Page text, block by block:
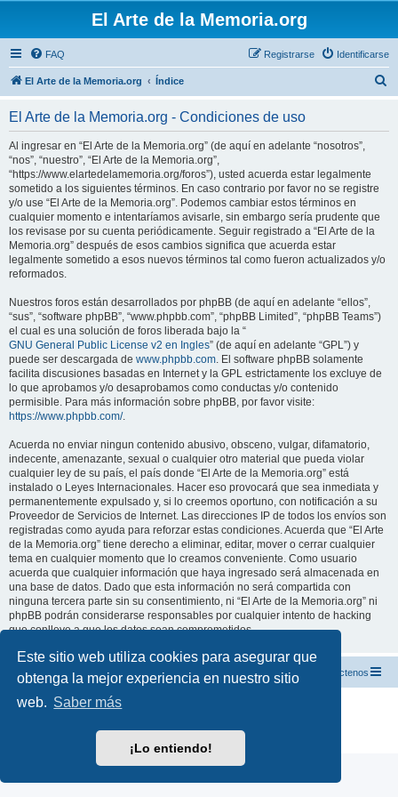
Este sitio web utiliza cookies para asegurar que
obtenga la mejor experiencia en nuestro sitio
web. Saber más
¡Lo entiendo!
El Arte de la Memoria.org
FAQ Identificarse
Registrarse
El Arte de la Memoria.org Índice
El Arte de la Memoria.org - Condiciones de uso
Al ingresar en “El Arte de la Memoria.org” (de aquí en adelante “nosotros”,
“nos”, “nuestro”, “El Arte de la Memoria.org”,
“https://www.elartedelamemoria.org/foros”), usted acuerda estar legalmente
sometido a los siguientes términos. En caso contrario por favor no se registre
y/o use “El Arte de la Memoria.org”. Podemos cambiar estos términos en
cualquier momento e intentaríamos avisarle, sin embargo sería prudente que
los revisase por su cuenta periódicamente. Seguir registrado a “El Arte de la
Memoria.org” después de esos cambios significa que acuerda estar
legalmente sometido a esos nuevos términos tal como fueron actualizados y/o
reformados.
Nuestros foros están desarrollados por phpBB (de aquí en adelante “ellos”,
“sus”, “software phpBB”, “www.phpbb.com”, “phpBB Limited”, “phpBB Teams”)
el cual es una solución de foros liberada bajo la “
GNU General Public License v2 en Ingles” (de aquí en adelante “GPL”) y
puede ser descargada de www.phpbb.com. El software phpBB solamente
facilita discusiones basadas en Internet y la GPL estrictamente los excluye de
lo que aprobamos y/o desaprobamos como conductas y/o contenido
permisible. Para más información sobre phpBB, por favor visite:
https://www.phpbb.com/.
Acuerda no enviar ningun contenido abusivo, obsceno, vulgar, difamatorio,
indecente, amenazante, sexual o cualquier otro material que pueda violar
cualquier ley de su país, el país donde “El Arte de la Memoria.org” está
instalado o Leyes Internacionales. Hacer eso provocará que sea inmediata y
permanentemente expulsado y, si lo creemos oportuno, con notificación a su
Proveedor de Servicios de Internet. Las direcciones IP de todos los envíos son
registradas como ayuda para reforzar estas condiciones. Acuerda que “El Arte
de la Memoria.org” tiene derecho a eliminar, editar, mover o cerrar cualquier
tema en cualquier momento que lo creamos conveniente. Como usuario
acuerda que cualquier información que haya ingresado será almacenada en
una base de datos. Dado que esta información no será compartida con
ninguna tercera parte sin su consentimiento, ni “El Arte de la Memoria.org” ni
phpBB podrán considerarse responsables por cualquier intento de hacking
que conlleve a que los datos sean comprometidos.
El Arte de la Memoria.org Índice Contáctenos
Desarrollado por
Condiciones